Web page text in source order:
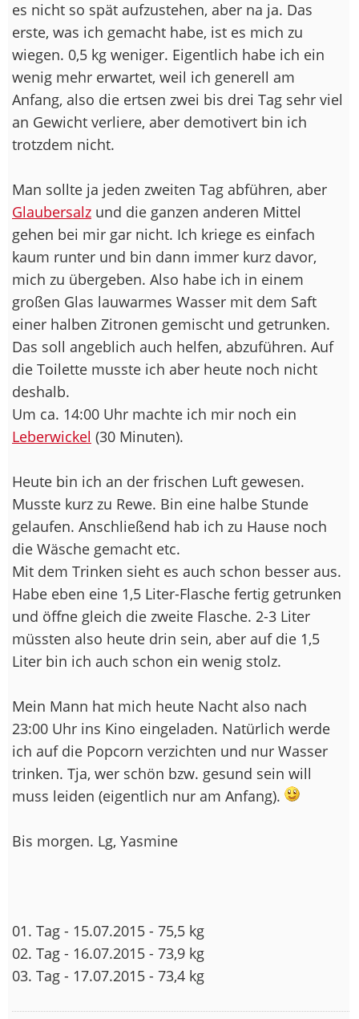
es nicht so spät aufzustehen, aber na ja. Das
erste, was ich gemacht habe, ist es mich zu
wiegen. 0,5 kg weniger. Eigentlich habe ich ein
wenig mehr erwartet, weil ich generell am
Anfang, also die ertsen zwei bis drei Tag sehr viel
an Gewicht verliere, aber demotivert bin ich
trotzdem nicht.
Man sollte ja jeden zweiten Tag abführen, aber
Glaubersalz und die ganzen anderen Mittel
gehen bei mir gar nicht. Ich kriege es einfach
kaum runter und bin dann immer kurz davor,
mich zu übergeben. Also habe ich in einem
großen Glas lauwarmes Wasser mit dem Saft
einer halben Zitronen gemischt und getrunken.
Das soll angeblich auch helfen, abzuführen. Auf
die Toilette musste ich aber heute noch nicht
deshalb.
Um ca. 14:00 Uhr machte ich mir noch ein
Leberwickel (30 Minuten).
Heute bin ich an der frischen Luft gewesen.
Musste kurz zu Rewe. Bin eine halbe Stunde
gelaufen. Anschließend hab ich zu Hause noch
die Wäsche gemacht etc.
Mit dem Trinken sieht es auch schon besser aus.
Habe eben eine 1,5 Liter-Flasche fertig getrunken
und öffne gleich die zweite Flasche. 2-3 Liter
müssten also heute drin sein, aber auf die 1,5
Liter bin ich auch schon ein wenig stolz.
Mein Mann hat mich heute Nacht also nach
23:00 Uhr ins Kino eingeladen. Natürlich werde
ich auf die Popcorn verzichten und nur Wasser
trinken. Tja, wer schön bzw. gesund sein will
muss leiden (eigentlich nur am Anfang).
Bis morgen. Lg, Yasmine
01. Tag - 15.07.2015 - 75,5 kg
02. Tag - 16.07.2015 - 73,9 kg
03. Tag - 17.07.2015 - 73,4 kg